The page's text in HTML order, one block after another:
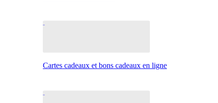
Cartes cadeaux et bons cadeaux en ligne